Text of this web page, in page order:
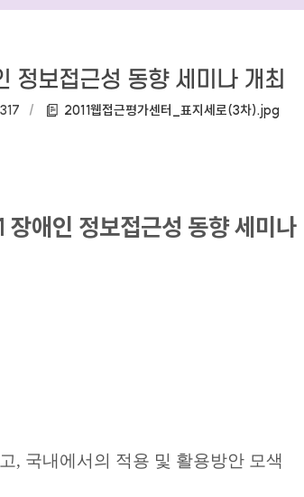
정보접근성 동향 세미나 개최
수: 첨부파일:
2011웹접근평가센터_표지세로(3차).jpg
장애인 정보접근성 동향 세미나
, 국내에서의 적용 및 활용방안 모색